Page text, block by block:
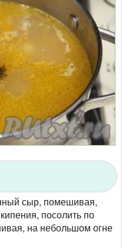
сыр, помешивая,
посолить по
на небольшом огне